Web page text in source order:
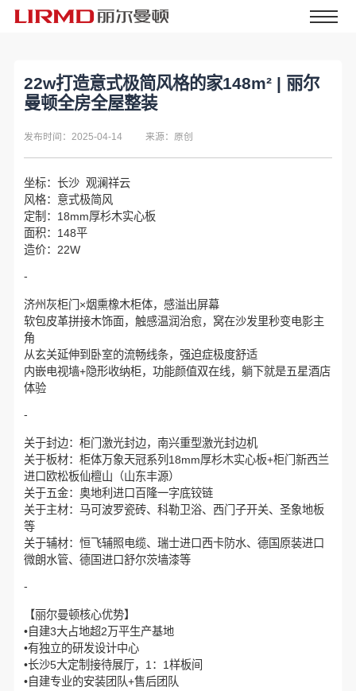
22w打造意式极简风格的家148m² | 丽尔
曼顿全房全屋整装
发布时间：2025-04-14 来源：原创
坐标：长沙 观澜祥云
风格：意式极简风
定制：18mm厚杉木实心板
面积：148平
造价：22W
-
济州灰柜门×烟熏橡木柜体，感溢出屏幕
软包皮革拼接木饰面，触感温润治愈，窝在沙发里秒变电影主
角
从玄关延伸到卧室的流畅线条，强迫症极度舒适
内嵌电视墙+隐形收纳柜，功能颜值双在线，躺下就是五星酒店
体验
-
关于封边：柜门激光封边，南兴重型激光封边机
关于板材：柜体万象天冠系列18mm厚杉木实心板+柜门新西兰
进口欧松板仙檀山（山东丰源）
关于五金：奥地利进口百隆一字底铰链
关于主材：马可波罗瓷砖、科勒卫浴、西门子开关、圣象地板
等
关于辅材：恒飞辅照电缆、瑞士进口西卡防水、德国原装进口
微朗水管、德国进口舒尔茨墙漆等
-
【丽尔曼顿核心优势】
•自建3大占地超2万平生产基地
•有独立的研发设计中心
•长沙5大定制接待展厅，1：1样板间
•自建专业的安装团队+售后团队